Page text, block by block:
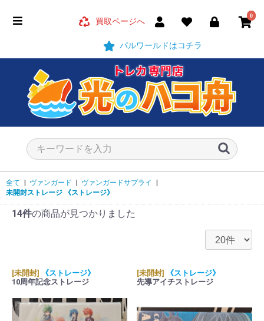
買取ページへ
パルワールドはコチラ
0
全て ヴァンガード ヴァンガードサプライ
未開封ストレージ
《ストレージ》
14件の商品が見つかりました
[未開封]
《ストレージ》
10周年記念ストレージ
[未開封]
《ストレージ》
先導アイチストレージ